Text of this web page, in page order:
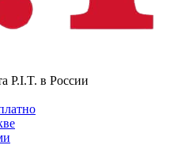
P.I.T. в России